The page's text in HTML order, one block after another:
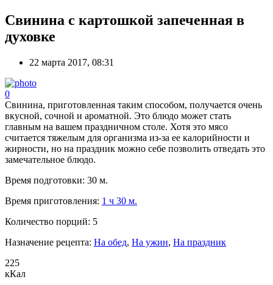
Свинина с картошкой запеченная в
духовке
22 марта 2017, 08:31
0
Свинина, приготовленная таким способом, получается очень
вкусной, сочной и ароматной. Это блюдо может стать
главным на вашем праздничном столе. Хотя это мясо
считается тяжелым для организма из-за ее калорийности и
жирности, но на праздник можно себе позволить отведать это
замечательное блюдо.
Время подготовки: 30 м.
Время приготовления: 1 ч 30 м.
Количество порций: 5
Назначение рецепта: На обед, На ужин, На праздник
225
кКал